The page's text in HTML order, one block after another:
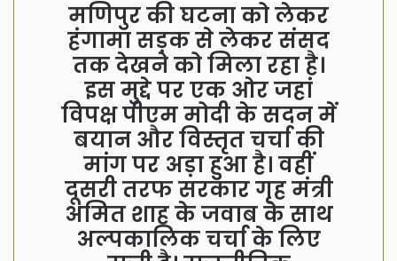
मणिपुर की घटना को लेकर
हंगामा सड़क से लेकर संसद
तक देखने को मिला रहा है।
इस मुद्दे पर एक ओर जहां
विपक्ष पीएम मोदी के सदन में
बयान और विस्तृत चर्चा की
मांग पर अड़ा हुआ है। वहीं
दूसरी तरफ सरकार गृह मंत्री
अमित शाह के जवाब के साथ
अल्पकालिक चर्चा के लिए